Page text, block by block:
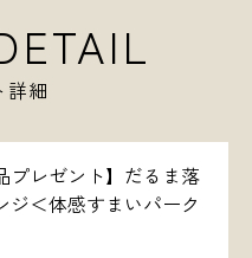
詳細
プレゼント】だるま落
ジ＜体感すまいパーク